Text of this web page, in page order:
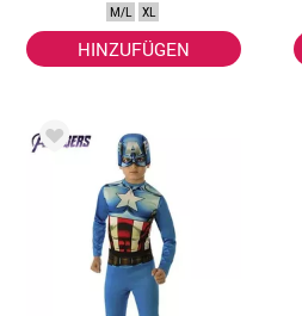
M/L XL
HINZUFÜGEN